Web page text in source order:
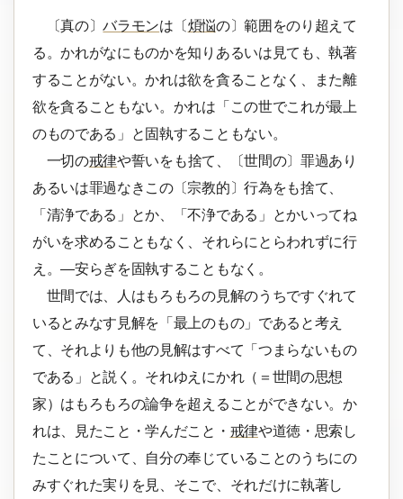
〔真の〕バラモンは〔煩悩の〕範囲をのり超えて
る。かれがなにものかを知りあるいは見ても、執著
することがない。かれは欲を貪ることなく、また離
欲を貪ることもない。かれは「この世でこれが最上
のものである」と固執することもない。
一切の戒律や誓いをも捨て、〔世間の〕罪過あり
あるいは罪過なきこの〔宗教的〕行為をも捨て、
「清浄である」とか、「不浄である」とかいってね
がいを求めることもなく、それらにとらわれずに行
え。―安らぎを固執することもなく。
世間では、人はもろもろの見解のうちですぐれて
いるとみなす見解を「最上のもの」であると考え
て、それよりも他の見解はすべて「つまらないもの
である」と説く。それゆえにかれ（＝世間の思想
家）はもろもろの論争を超えることができない。か
れは、見たこと・学んだこと・ 戒律や道徳・思索し
たことについて、自分の奉じていることのうちにの
みすぐれた実りを見、そこで、それだけに執著し